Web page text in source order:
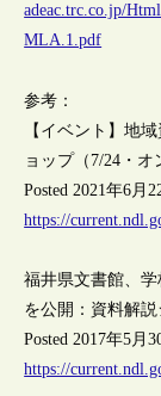
adeac.trc.co.jp/
MLA.1.pdf
参考：
【イベント】地
ョップ（7/24・オ
Posted 2021年6月
https://
福井県文書館、
を公開：資料解
Posted 2017年5月
https://